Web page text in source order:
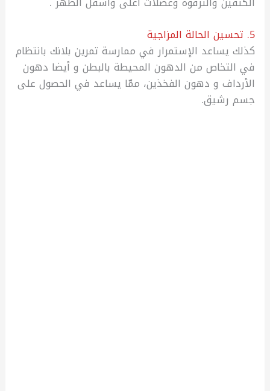
5. تحسين الحالة المزاجية
كذلك يساعد الإستمرار في ممارسة تمرين بلانك بانتظام
في التخاص من الدهون المحيطة بالبطن و أيضا دهون
الأرداف و دهون الفخذين، ممّا يساعد في الحصول على
جسم رشيق.